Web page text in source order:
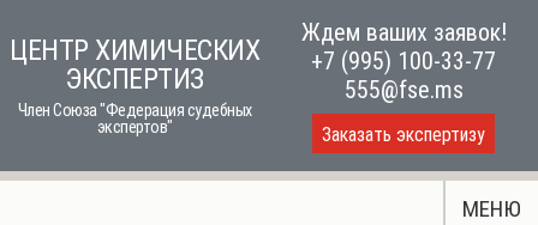
toЦЕНТР ХИМИЧЕСКИХ
ЭКСПЕРТИЗ
Член Союза "Федерация судебных
экспертов"
Ждем ваших заявок!
+7 (995) 100-33-77
555@fse.ms
Заказать экспертизу
МЕНЮ